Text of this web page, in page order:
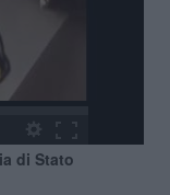
di Stato